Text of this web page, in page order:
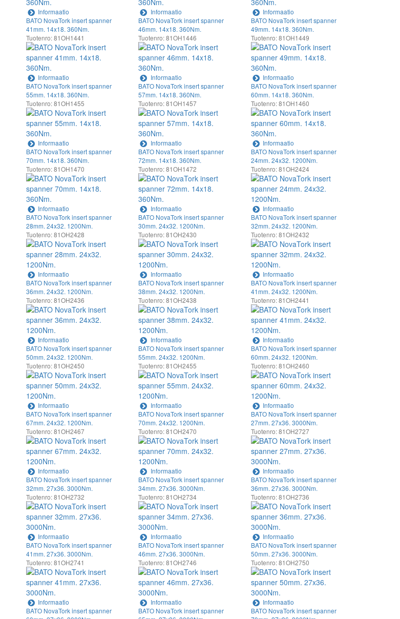
Informaatio Informaatio
Informaatio
BATO NovaTork insert spanner
41mm. 14x18. 360Nm.
Tuotenro: 81OH1441
Informaatio
BATO NovaTork insert spanner
46mm. 14x18. 360Nm.
Tuotenro: 81OH1446
Informaatio
BATO NovaTork insert spanner
49mm. 14x18. 360Nm.
Tuotenro: 81OH1449
Informaatio
BATO NovaTork insert spanner
55mm. 14x18. 360Nm.
Tuotenro: 81OH1455
Informaatio
BATO NovaTork insert spanner
57mm. 14x18. 360Nm.
Tuotenro: 81OH1457
Informaatio
BATO NovaTork insert spanner
60mm. 14x18. 360Nm.
Tuotenro: 81OH1460
Informaatio
BATO NovaTork insert spanner
70mm. 14x18. 360Nm.
Tuotenro: 81OH1470
Informaatio
BATO NovaTork insert spanner
72mm. 14x18. 360Nm.
Tuotenro: 81OH1472
Informaatio
BATO NovaTork insert spanner
24mm. 24x32. 1200Nm.
Tuotenro: 81OH2424
Informaatio
BATO NovaTork insert spanner
28mm. 24x32. 1200Nm.
Tuotenro: 81OH2428
Informaatio
BATO NovaTork insert spanner
30mm. 24x32. 1200Nm.
Tuotenro: 81OH2430
Informaatio
BATO NovaTork insert spanner
32mm. 24x32. 1200Nm.
Tuotenro: 81OH2432
Informaatio
BATO NovaTork insert spanner
36mm. 24x32. 1200Nm.
Tuotenro: 81OH2436
Informaatio
BATO NovaTork insert spanner
38mm. 24x32. 1200Nm.
Tuotenro: 81OH2438
Informaatio
BATO NovaTork insert spanner
41mm. 24x32. 1200Nm.
Tuotenro: 81OH2441
Informaatio
BATO NovaTork insert spanner
50mm. 24x32. 1200Nm.
Tuotenro: 81OH2450
Informaatio
BATO NovaTork insert spanner
55mm. 24x32. 1200Nm.
Tuotenro: 81OH2455
Informaatio
BATO NovaTork insert spanner
60mm. 24x32. 1200Nm.
Tuotenro: 81OH2460
Informaatio
BATO NovaTork insert spanner
67mm. 24x32. 1200Nm.
Tuotenro: 81OH2467
Informaatio
BATO NovaTork insert spanner
70mm. 24x32. 1200Nm.
Tuotenro: 81OH2470
Informaatio
BATO NovaTork insert spanner
27mm. 27x36. 3000Nm.
Tuotenro: 81OH2727
Informaatio
BATO NovaTork insert spanner
32mm. 27x36. 3000Nm.
Tuotenro: 81OH2732
Informaatio
BATO NovaTork insert spanner
34mm. 27x36. 3000Nm.
Tuotenro: 81OH2734
Informaatio
BATO NovaTork insert spanner
36mm. 27x36. 3000Nm.
Tuotenro: 81OH2736
Informaatio
BATO NovaTork insert spanner
41mm. 27x36. 3000Nm.
Tuotenro: 81OH2741
Informaatio
BATO NovaTork insert spanner
46mm. 27x36. 3000Nm.
Tuotenro: 81OH2746
Informaatio
BATO NovaTork insert spanner
50mm. 27x36. 3000Nm.
Tuotenro: 81OH2750
Informaatio
BATO NovaTork insert spanner
BATO NovaTork insert spanner
BATO NovaTork insert spanner